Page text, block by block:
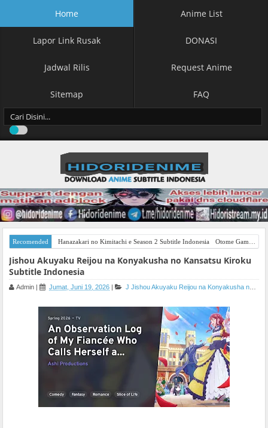
Home Anime List
Lapor Link Rusak DONASI
Jadwal Rilis Request Anime
Sitemap FAQ
Recomended Hanazakari no Kimitachi e Season 2 Subtitle Indonesia Otome Game Sekai wa Mob ni Kibishii Sekai desu Season 2 Subtitle Indonesia
Jishou Akuyaku Reijou na Konyakusha no Kansatsu Kiroku
Subtitle Indonesia
Admin | Jumat, Juni 19, 2026 | J Jishou Akuyaku Reijou na Konyakusha no Kansatsu Kiroku